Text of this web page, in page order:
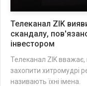
Телеканал ZIK
скандалу,
інвестором
Телеканал ZIK вважає,
захопити хитромудрі
називають їхні імена.